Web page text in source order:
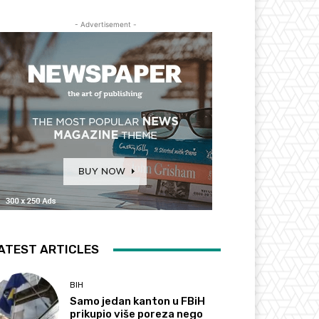
- Advertisement -
ARTICLES
BIH
Samo jedan kanton u FBiH
prikupio više poreza nego